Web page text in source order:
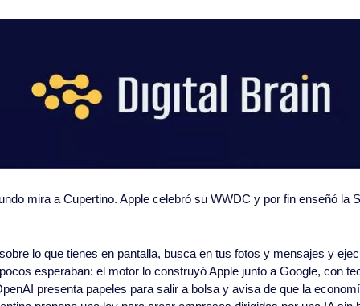
mira a Cupertino. Apple celebró su WWDC y por fin enseñó la
lo que tienes en pantalla, busca en tus fotos y mensajes y
esperaban: el motor lo construyó Apple junto a Google, con
presenta papeles para salir a bolsa y avisa de que la